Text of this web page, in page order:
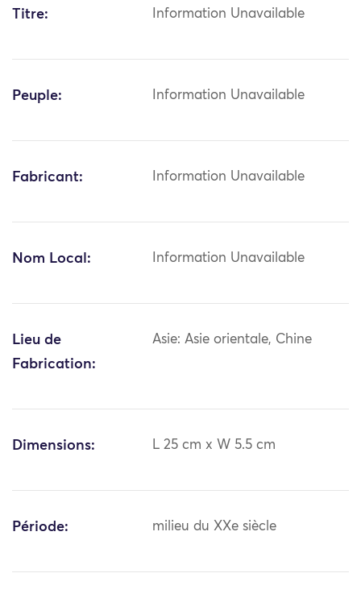
Titre: Information Unavailable
Peuple: Information Unavailable
Fabricant: Information Unavailable
Nom Local: Information Unavailable
Lieu de
Fabrication:
Asie: Asie orientale, Chine
Dimensions: L 25 cm x W 5.5 cm
Période: milieu du XXe siècle